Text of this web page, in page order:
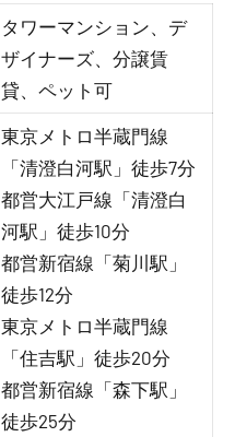
タワーマンション、デ
ザイナーズ、分譲賃
貸、ペット可
東京メトロ半蔵門線
「清澄白河駅」徒歩7分
都営大江戸線「清澄白
河駅」徒歩10分
都営新宿線「菊川駅」
徒歩12分
東京メトロ半蔵門線
「住吉駅」徒歩20分
都営新宿線「森下駅」
徒歩25分